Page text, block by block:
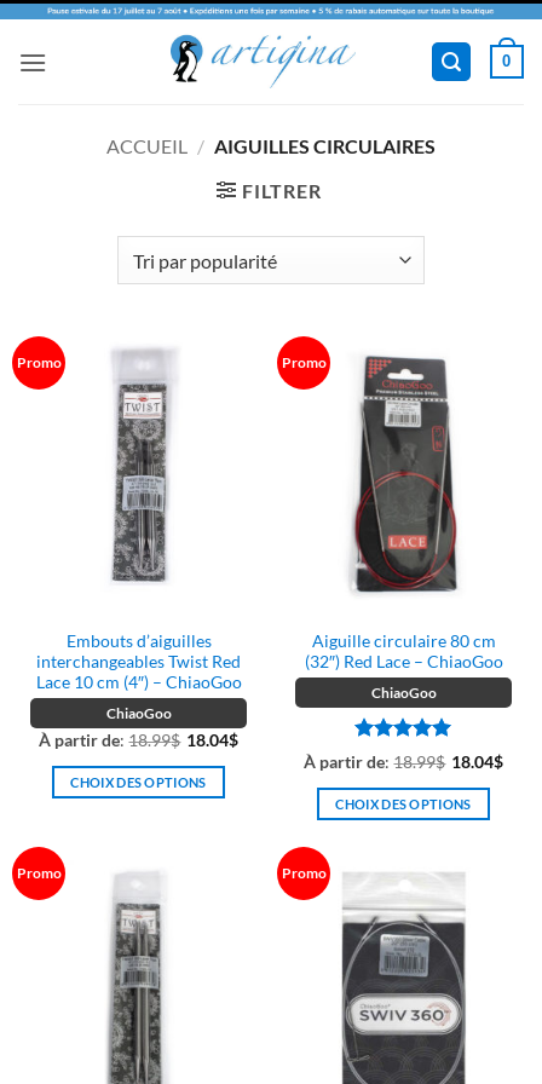
0
ACCUEIL / AIGUILLES CIRCULAIRES
FILTRER
Promo
Embouts d’aiguilles
interchangeables Twist Red
Lace 10 cm (4″) – ChiaoGoo
ChiaoGoo
À partir de:18.99$ 18.04$
CHOIX DES OPTIONS
plusieurs
variations.
Les
options
peuvent
être
choisies
sur
Promo
Aiguille circulaire 80 cm
(32″) Red Lace – ChiaoGoo
ChiaoGoo
Note5 sur
À partir de:18.99$ 18.04$
CHOIX DES OPTIONS
a
plusieurs
variations.
Les
options
peuvent
être
choisies
Promo Promo